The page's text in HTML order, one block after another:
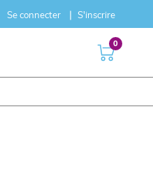
Se connecter S'inscrire
0